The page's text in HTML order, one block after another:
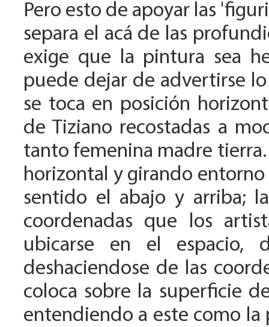
Pero esto de apoyar las
separa el acá de las
exige que la pintura sea
puede dejar de advertirse
se toca en posición
de Tiziano recostadas a
tanto femenina madre
horizontal y girando
sentido el abajo y arriba;
coordenadas que los
ubicarse en el espacio,
deshaciendose de las
coloca sobre la superficie
entendiendo a este como